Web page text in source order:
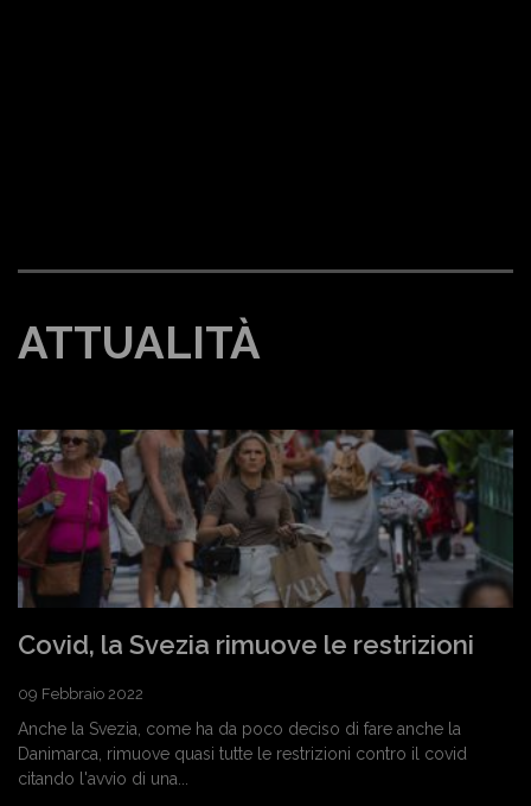
ATTUALITÀ
Covid, la Svezia rimuove le restrizioni
09 Febbraio 2022
Anche la Svezia, come ha da poco deciso di fare anche la
Danimarca, rimuove quasi tutte le restrizioni contro il covid
citando l'avvio di una...